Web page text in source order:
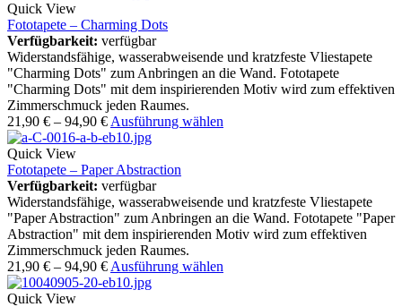
Quick View
Fototapete – Charming Dots
Verfügbarkeit: verfügbar
Widerstandsfähige, wasserabweisende und kratzfeste Vliestapete
"Charming Dots" zum Anbringen an die Wand. Fototapete
"Charming Dots" mit dem inspirierenden Motiv wird zum effektiven
Zimmerschmuck jeden Raumes.
21,90 € – 94,90 € Ausführung wählen
Quick View
Fototapete – Paper Abstraction
Verfügbarkeit: verfügbar
Widerstandsfähige, wasserabweisende und kratzfeste Vliestapete
"Paper Abstraction" zum Anbringen an die Wand. Fototapete "Paper
Abstraction" mit dem inspirierenden Motiv wird zum effektiven
Zimmerschmuck jeden Raumes.
21,90 € – 94,90 € Ausführung wählen
Quick View